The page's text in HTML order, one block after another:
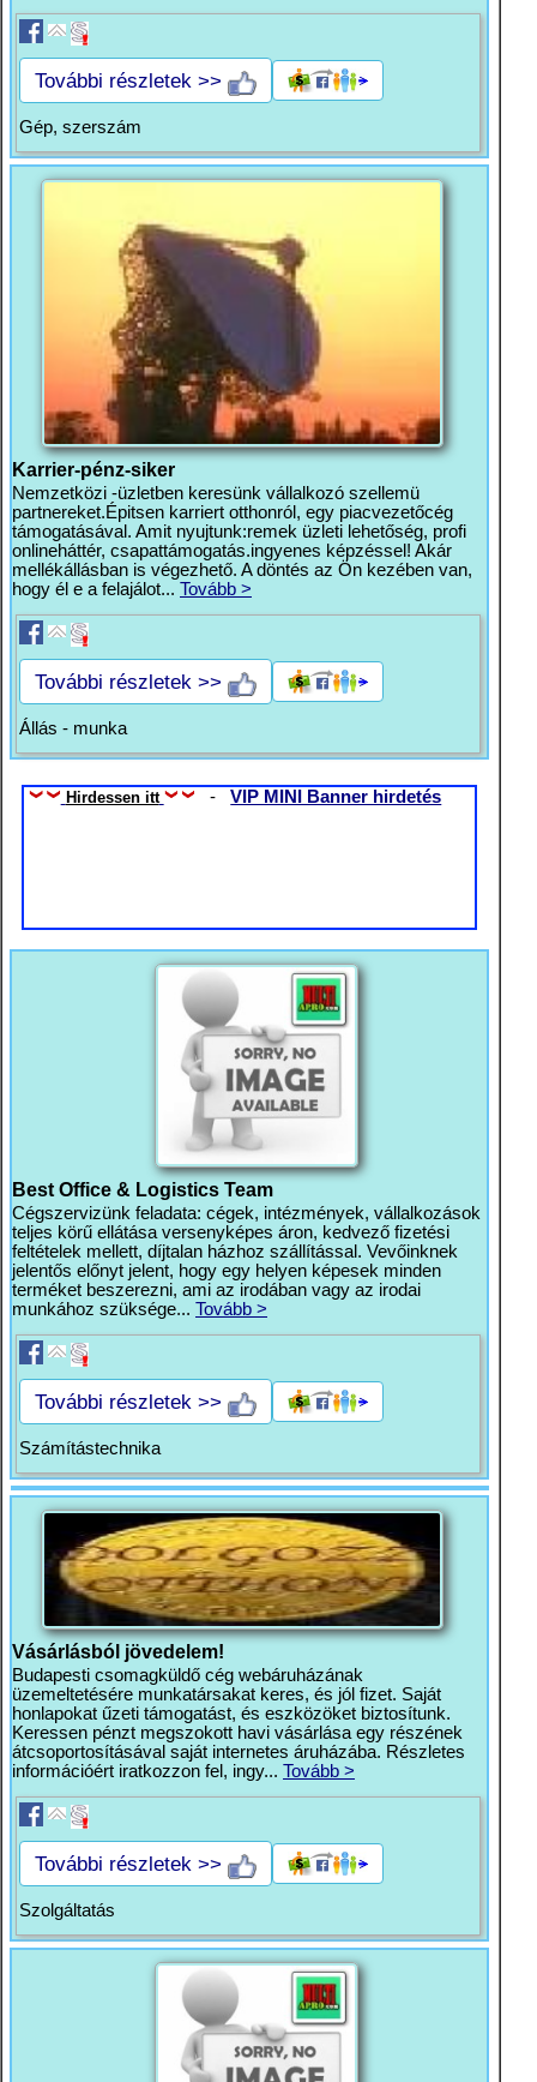
További részletek >>
Gép, szerszám
Karrier-pénz-siker
Nemzetközi -üzletben keresünk vállalkozó szellemü
partnereket.Épitsen karriert otthonról, egy piacvezetőcég
támogatásával. Amit nyujtunk:remek üzleti lehetőség, profi
onlineháttér, csapattámogatás.ingyenes képzéssel! Akár
mellékállásban is végezhető. A döntés az Ön kezében van,
hogy él e a felajálot... Tovább >
További részletek >>
Állás - munka
Hirdessen itt -VIP MINI Banner hirdetés
Best Office & Logistics Team
Cégszervizünk feladata: cégek, intézmények, vállalkozások
teljes körű ellátása versenyképes áron, kedvező fizetési
feltételek mellett, díjtalan házhoz szállítással. Vevőinknek
jelentős előnyt jelent, hogy egy helyen képesek minden
terméket beszerezni, ami az irodában vagy az irodai
munkához szüksége... Tovább >
További részletek >>
Számítástechnika
Vásárlásból jövedelem!
Budapesti csomagküldő cég webáruházának
üzemeltetésére munkatársakat keres, és jól fizet. Saját
honlapokat űzeti támogatást, és eszközöket biztosítunk.
Keressen pénzt megszokott havi vásárlása egy részének
átcsoportosításával saját internetes áruházába. Részletes
információért iratkozzon fel, ingy... Tovább >
További részletek >>
Szolgáltatás